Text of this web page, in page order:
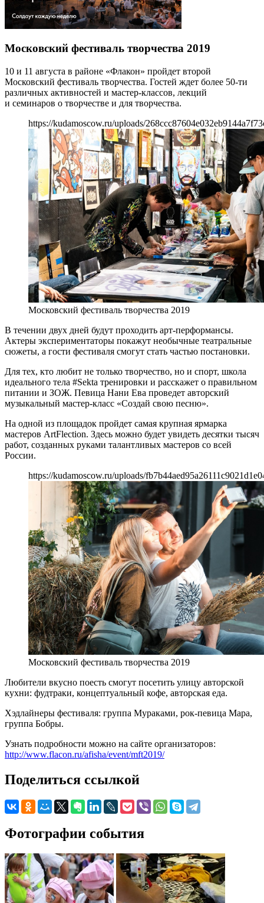
Московский фестиваль творчества 2019
10 и 11 августа в районе «Флакон» пройдет второй
Московский фестиваль творчества. Гостей ждет более 50-ти
различных активностей и мастер-классов, лекций
и семинаров о творчестве и для творчества.
https://kudamoscow.ru/uploads/
Московский фестиваль творчества 2019
В течении двух дней будут проходить арт-перформансы.
Актеры экспериментаторы покажут необычные театральные
сюжеты, а гости фестиваля смогут стать частью постановки.
Для тех, кто любит не только творчество, но и спорт, школа
идеального тела #Sekta тренировки и расскажет о правильном
питании и ЗОЖ. Певица Нани Ева проведет авторский
музыкальный мастер-класс «Создай свою песню».
На одной из площадок пройдет самая крупная ярмарка
мастеров ArtFlection. Здесь можно будет увидеть десятки тысяч
работ, созданных руками талантливых мастеров со всей
России.
https://kudamoscow.ru/uploads/
Московский фестиваль творчества 2019
Любители вкусно поесть смогут посетить улицу авторской
кухни: фудтраки, концептуальный кофе, авторская еда.
Хэдлайнеры фестиваля: группа Мураками, рок-певица Мара,
группа Бобры.
Узнать подробности можно на сайте организаторов:
http://www.flacon.ru/afisha/event/mft2019/
Поделиться ссылкой
Фотографии события